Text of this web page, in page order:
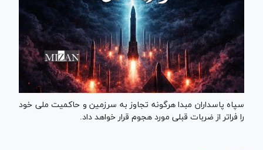
سپاه پاسداران مبدا هرگونه تجاوز به سرزمین و حاکمیت ملی خود
را فراتر از ضربات قبلی مورد هجوم قرار خواهد داد.